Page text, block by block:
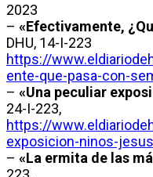
2023
– «Efectivamente,
DHU, 14-I-223
https://
ente-que-pasa-con-
– «Una peculiar
24-I-223,
https://
exposicion-ninos-
– «La ermita de las